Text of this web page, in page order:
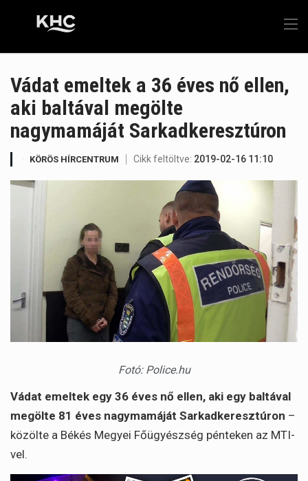
Vádat emeltek a 36 éves nő ellen,
aki baltával megölte
nagymamáját Sarkadkeresztúron
KÖRÖS HÍRCENTRUM Cikk feltöltve: 2019-02-16 11:10
Fotó: Police.hu
Vádat emeltek egy 36 éves nő ellen, aki egy baltával
megölte 81 éves nagymamáját Sarkadkeresztúron –
közölte a Békés Megyei Főügyészség pénteken az MTI-
vel.